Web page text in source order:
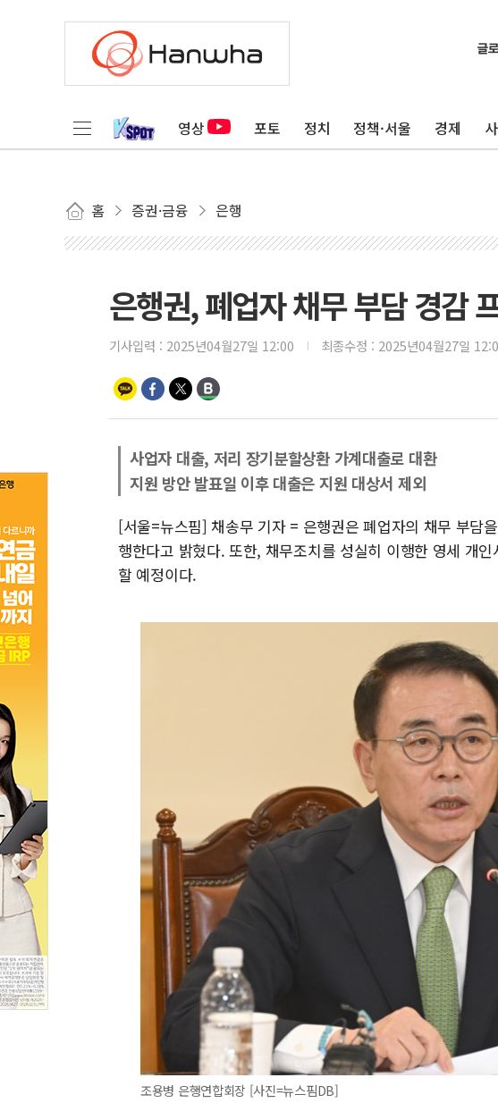
영상 포토 정치 정책·서울 경제
홈 증권·금융 은행
은행권, 폐업자 채무 부담 경감
기사입력 : 2025년04월27일 12:00 최종수정 : 2025년04월27일
사업자 대출, 저리 장기분할상환 가계대출로 대환
지원 방안 발표일 이후 대출은 지원 대상서 제외
[서울=뉴스핌] 채송무 기자 = 은행권은 폐업자의 채무 부담
행한다고 밝혔다. 또한, 채무조치를 성실히 이행한 영세 개
할 예정이다.
조용병 은행연합회장 [사진=뉴스핌DB]